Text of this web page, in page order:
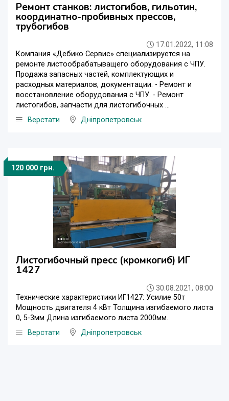
Ремонт станков: листогибов, гильотин,
координатно-пробивных прессов,
трубогибов
17.01.2022, 11:08
Компания «Дебико Сервис» специализируется на
ремонте листообрабатыващего оборудования с ЧПУ.
Продажа запасных частей, комплектующих и
расходных материалов, документации. - Ремонт и
восстановление оборудования с ЧПУ. - Ремонт
листогибов, запчасти для листогибочных ...
Верстати
Дніпропетровськ
120 000 грн.
Листогибочный пресс (кромкогиб) ИГ
1427
30.08.2021, 08:00
Технические характеристики ИГ1427: Усилие 50т
Мощность двигателя 4 кВт Толщина изгибаемого листа
0, 5-3мм Длина изгибаемого листа 2000мм.
Верстати
Дніпропетровськ